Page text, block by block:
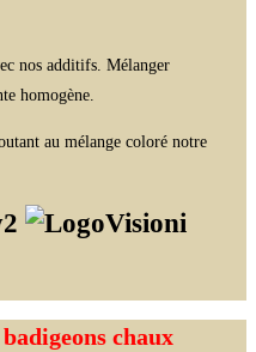
nos additifs. Mélanger
homogène.
au mélange coloré notre
chaux